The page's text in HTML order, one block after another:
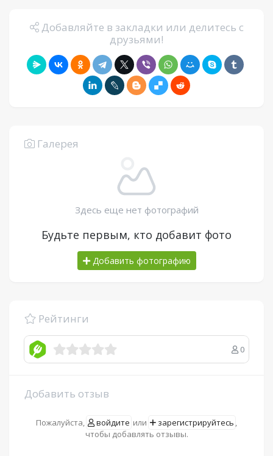
Добавляйте в закладки или делитесь с
друзьями!
Галерея
Здесь еще нет фотографий
Будьте первым, кто добавит фото
Добавить фотографию
Рейтинги
0
Добавить отзыв
Пожалуйста, войдите или зарегистрируйтесь ,
чтобы добавлять отзывы.